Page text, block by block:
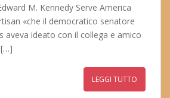
M. Kennedy Serve America
«che il democratico senatore
aveva ideato con il collega e amico
[…]
LEGGI TUTTO